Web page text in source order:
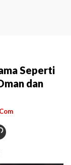
Seperti
dan